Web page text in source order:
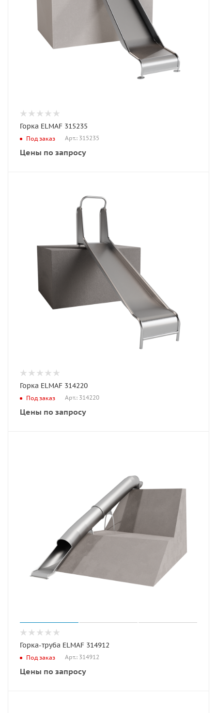
Горка ELMAF 315235
Под заказ Арт.: 315235
Цены по запросу
Горка ELMAF 314220
Под заказ Арт.: 314220
Цены по запросу
Горка-труба ELMAF 314912
Под заказ Арт.: 314912
Цены по запросу